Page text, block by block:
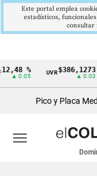
Cintillo
económicos
Colombia
%
▲ 0.05
UVR$386,1273
▲ 0.03
Pico y Placa
menu
Este portal emplea
estadísticos,
consultar